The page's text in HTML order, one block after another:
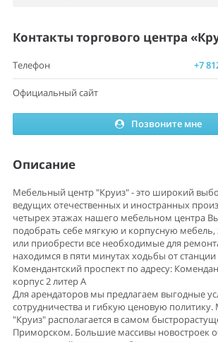
Контакты торгового центра
Телефон +7
Официальный сайт
Позвоните мне
Описание
Мебельный центр "Круиз" - это широкий
ведущих отечественных и иностранных
четырех этажах нашего мебельном центра
подобрать себе мягкую и корпусную мебель,
или приобрести все необходимые для
находимся в пяти минутах ходьбы от
Комендантский проспект по адресу:
корпус 2 литер А
Для арендаторов мы предлагаем выгодные
сотрудничества и гибкую ценовую
"Круиз" располагается в самом
Приморском. Большие массивы новостроек